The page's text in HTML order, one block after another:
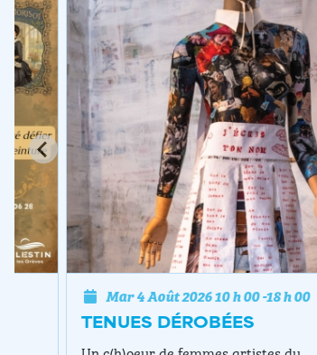
TENUES DÉROBÉES
Mar 4 Août 202610 h 00-18 h 00